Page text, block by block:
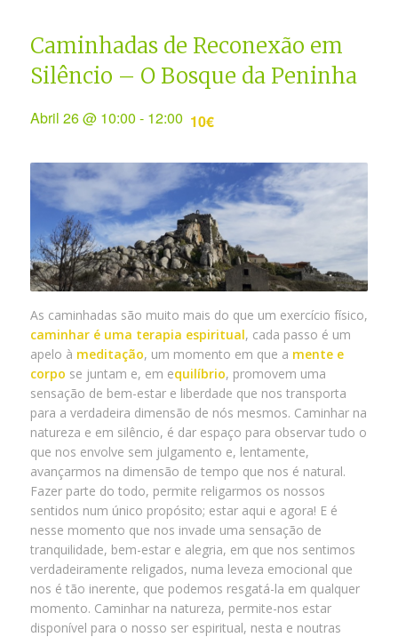
Caminhadas de Reconexão em
Silêncio – O Bosque da Peninha
Abril 26 @ 10:00 - 12:00 10€
As caminhadas são muito mais do que um exercício físico,
caminhar é uma terapia espiritual, cada passo é um
apelo à meditação, um momento em que a mente e
corpo se juntam e, em equilíbrio, promovem uma
sensação de bem-estar e liberdade que nos transporta
para a verdadeira dimensão de nós mesmos. Caminhar na
natureza e em silêncio, é dar espaço para observar tudo o
que nos envolve sem julgamento e, lentamente,
avançarmos na dimensão de tempo que nos é natural.
Fazer parte do todo, permite religarmos os nossos
sentidos num único propósito; estar aqui e agora! E é
nesse momento que nos invade uma sensação de
tranquilidade, bem-estar e alegria, em que nos sentimos
verdadeiramente religados, numa leveza emocional que
nos é tão inerente, que podemos resgatá-la em qualquer
momento. Caminhar na natureza, permite-nos estar
disponível para o nosso ser espiritual, nesta e noutras